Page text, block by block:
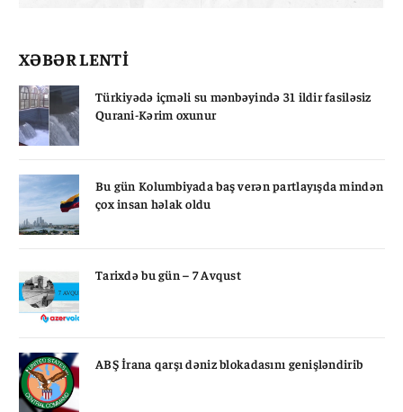
XƏBƏR LENTİ
Türkiyədə içməli su mənbəyində 31 ildir fasiləsiz
Qurani-Kərim oxunur
Bu gün Kolumbiyada baş verən partlayışda mindən
çox insan həlak oldu
Tarixdə bu gün – 7 Avqust
ABŞ İrana qarşı dəniz blokadasını genişləndirib